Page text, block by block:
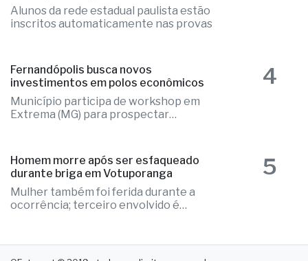
Alunos da rede estadual paulista estão
inscritos automaticamente nas provas
Fernandópolis busca novos
investimentos em polos econômicos
Município participa de workshop em
Extrema (MG) para prospectar
4
Homem morre após ser esfaqueado
durante briga em Votuporanga
Mulher também foi ferida durante a
ocorrência; terceiro envolvido é
5